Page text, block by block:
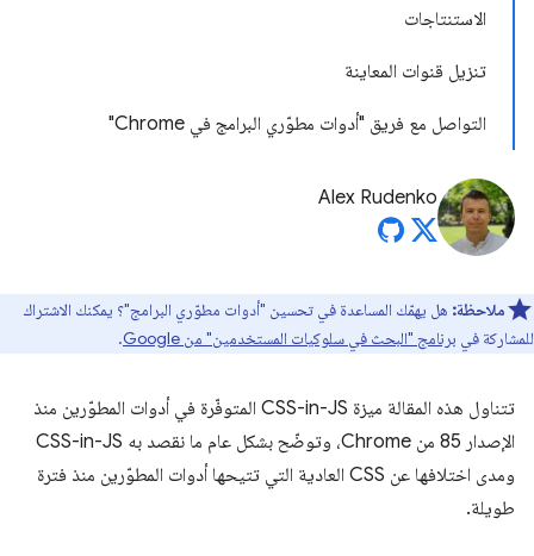
الاستنتاجات
تنزيل قنوات المعاينة
التواصل مع فريق "أدوات مطوّري البرامج في Chrome"
Alex Rudenko
ملاحظة: هل يهمّك المساعدة في تحسين "أدوات مطوّري البرامج"؟ يمكنك الاشتراك
للمشاركة في برنامج "البحث في سلوكيات المستخدمين" من Google .
تتناول هذه المقالة ميزة CSS-in-JS المتوفّرة في أدوات المطوّرين منذ
الإصدار 85 من Chrome، وتوضّح بشكل عام ما نقصد به CSS-in-JS
ومدى اختلافها عن CSS العادية التي تتيحها أدوات المطوّرين منذ فترة
طويلة.